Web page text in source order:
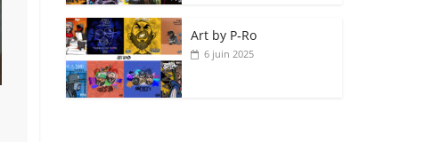
Art by P‑Ro
6 juin 2025